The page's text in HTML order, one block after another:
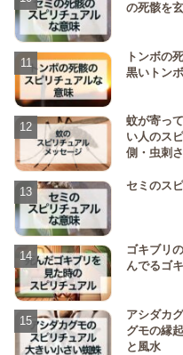
の死骸を
トンボの
黒いトン
蚊が寄っ
い人のス
側・虫刺
セミのス
ゴキブリ
んでるゴ
アシダカ
グモの縁
と風水